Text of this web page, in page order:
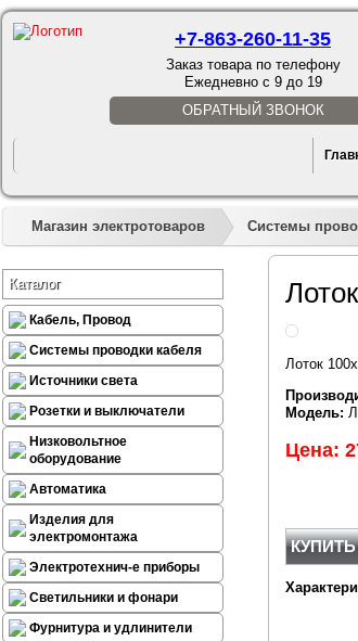
+7-863-260-11-35
Заказ товара по телефону
Ежедневно с 9 до 19
ОБРАТНЫЙ ЗВОНОК
Магазин электротоваров Системы
Каталог
Кабель, Провод
Системы проводки кабеля
Источники света
Розетки и выключатели
Низковольтное
оборудование
Автоматика
Изделия для
электромонтажа
Электротехнич-е приборы
Светильники и фонари
Фурнитура и удлинители
Лоток
Модель:
Цена: